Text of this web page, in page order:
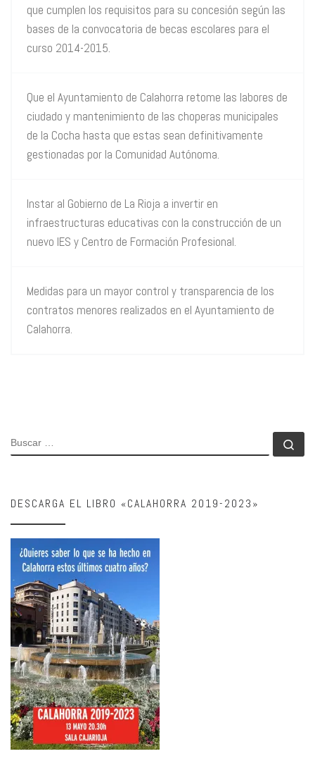
que cumplen los requisitos para su concesión según las
bases de la convocatoria de becas escolares para el
curso 2014-2015.
Que el Ayuntamiento de Calahorra retome las labores de
ciudado y mantenimiento de las choperas municipales
de la Cocha hasta que estas sean definitivamente
gestionadas por la Comunidad Autónoma.
Instar al Gobierno de La Rioja a invertir en
infraestructuras educativas con la construcción de un
nuevo IES y Centro de Formación Profesional.
Medidas para un mayor control y transparencia de los
contratos menores realizados en el Ayuntamiento de
Calahorra.
BUSCAR
DESCARGA EL LIBRO «CALAHORRA 2019-2023»